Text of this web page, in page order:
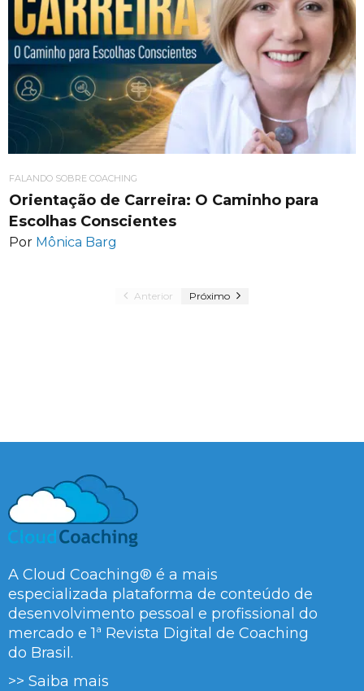
FALANDO SOBRE COACHING
Orientação de Carreira: O Caminho para
Escolhas Conscientes
Por Mônica Barg
Anterior Próximo
A Cloud Coaching® é a mais
especializada plataforma de conteúdo de
desenvolvimento pessoal e profissional do
mercado e 1ª Revista Digital de Coaching
do Brasil.
>> Saiba mais